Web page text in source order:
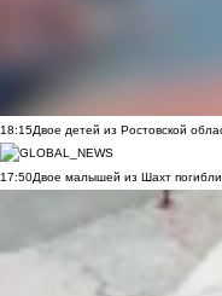
18:15Двое детей из Ростовской
17:50Двое малышей из Шахт погибли